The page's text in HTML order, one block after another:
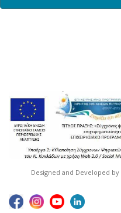
Designed and Developed by